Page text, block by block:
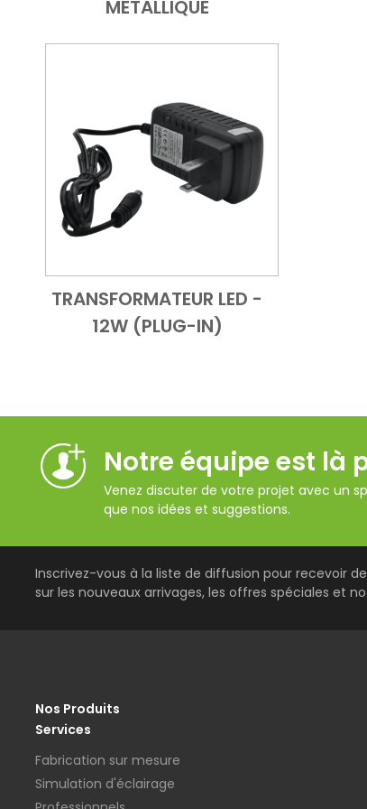
MÉTALLIQUE
Add to CartVue d'ensemble
TRANSFORMATEUR LED -
12W (PLUG-IN)
Notre équipe est là
Venez discuter de votre projet avec un
que nos idées et suggestions.
Inscrivez-vous à la liste de diffusion pour recevoir
sur les nouveaux arrivages, les offres spéciales et
Nos Produits
Services
Fabrication sur mesure
Simulation d'éclairage